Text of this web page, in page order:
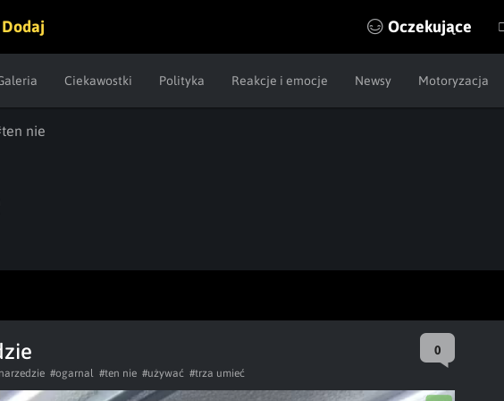
Dodaj Oczekujące
Ciekawostki Polityka Reakcje i emocje Newsy Motoryzacja
nie
0
#ogarnal #ten nie #używać #trza umieć